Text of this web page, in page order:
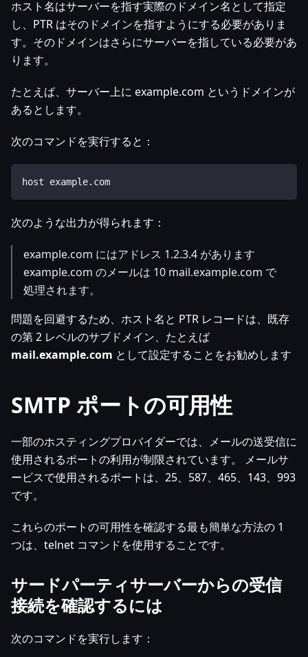
ホスト名はサーバーを指す実際のドメイン名として指定
し、PTR はそのドメインを指すようにする必要がありま
す。そのドメインはさらにサーバーを指している必要があ
ります。
たとえば、サーバー上に example.com というドメインが
あるとします。
次のコマンドを実行すると：
host example.com
次のような出力が得られます：
example.com にはアドレス 1.2.3.4 があります
example.com のメールは 10 mail.example.com で
処理されます。
問題を回避するため、ホスト名と PTR レコードは、既存
の第 2 レベルのサブドメイン、たとえば
mail.example.com として設定することをお勧めします
SMTP ポートの可用性
一部のホスティングプロバイダーでは、メールの送受信に
使用されるポートの利用が制限されています。 メールサ
ービスで使用されるポートは、25、587、465、143、993
です。
これらのポートの可用性を確認する最も簡単な方法の 1
つは、telnet コマンドを使用することです。
サードパーティサーバーからの受信
接続を確認するには
次のコマンドを実行します：